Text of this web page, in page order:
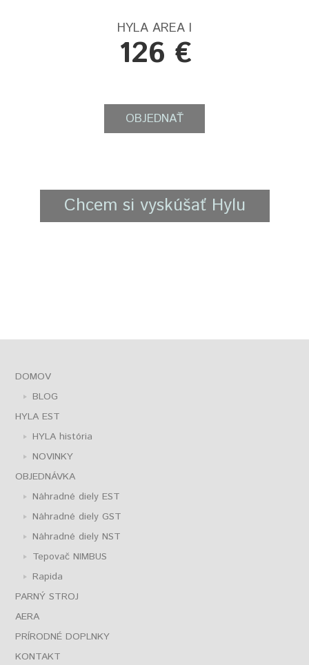
HYLA AREA I
126 €
OBJEDNAŤ
Chcem si vyskúšať Hylu
DOMOV
BLOG
HYLA EST
HYLA história
NOVINKY
OBJEDNÁVKA
Náhradné diely EST
Náhradné diely GST
Náhradné diely NST
Tepovač NIMBUS
Rapida
PARNÝ STROJ
AERA
PRÍRODNÉ DOPLNKY
KONTAKT